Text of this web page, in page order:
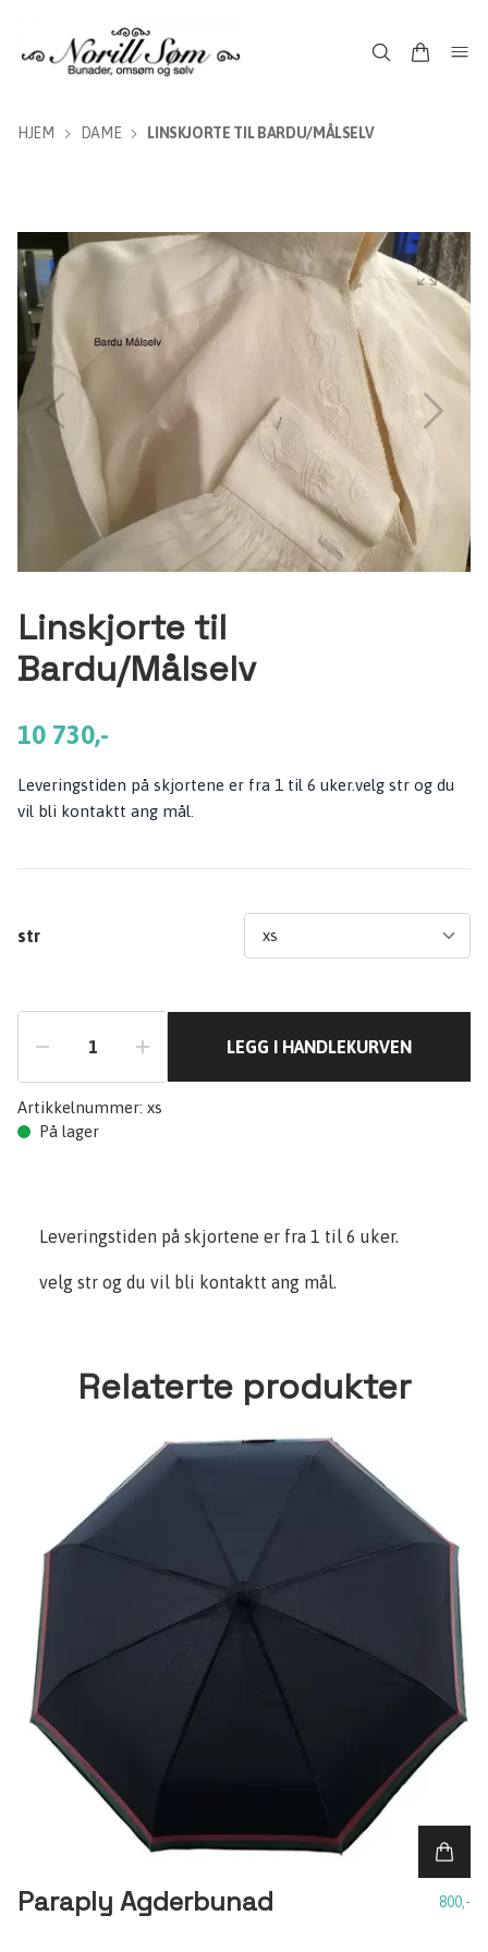
HJEM DAME LINSKJORTE TIL BARDU/MÅLSELV
Linskjorte til
Bardu/Målselv
10 730,-
Leveringstiden på skjortene er fra 1 til 6 uker.velg str og du
vil bli kontaktt ang mål.
str
LEGG I HANDLEKURVEN
Artikkelnummer: xs
På lager
Leveringstiden på skjortene er fra 1 til 6 uker.
velg str og du vil bli kontaktt ang mål.
Relaterte produkter
Paraply Agderbunad 800,-